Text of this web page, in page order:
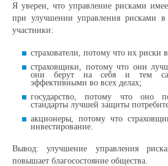
Я уверен, что управление рисками
при улучшении управления рисками
участники:
страхователи, потому что их риски
страховщики, потому что они
они берут на себя и тем
эффективными во всех делах;
государство, потому что оно
стандарты лучшей защиты
акционеры, потому что
инвестирование.
Вывод: улучшение управления
повышает благосостояние общества.